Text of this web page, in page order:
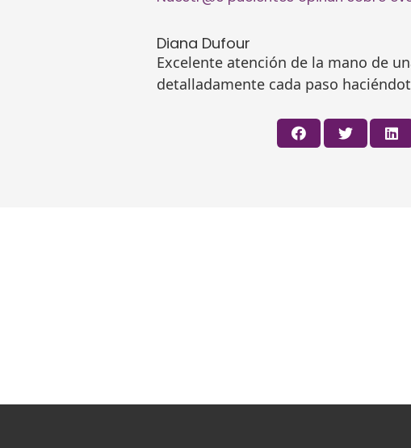
Diana Dufour
Excelente atención de la mano de
detalladamente cada paso